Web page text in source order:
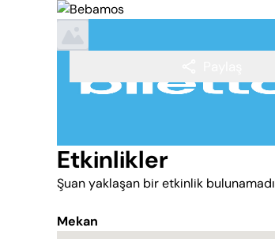
Etkinlikler
Şuan yaklaşan bir etkinlik bulunamadı
Mekan